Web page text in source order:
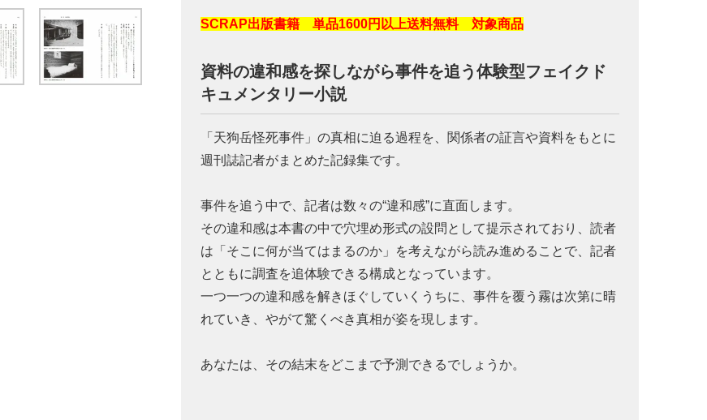
SCRAP出版書籍 単品1600円以上送料無料 対象商品
資料の違和感を探しながら事件を追う体験型フェイクド
キュメンタリー小説
「天狗岳怪死事件」の真相に迫る過程を、関係者の証言や資料をもとに
週刊誌記者がまとめた記録集です。
事件を追う中で、記者は数々の“違和感”に直面します。
その違和感は本書の中で穴埋め形式の設問として提示されており、読者
は「そこに何が当てはまるのか」を考えながら読み進めることで、記者
とともに調査を追体験できる構成となっています。
一つ一つの違和感を解きほぐしていくうちに、事件を覆う霧は次第に晴
れていき、やがて驚くべき真相が姿を現します。
あなたは、その結末をどこまで予測できるでしょうか。